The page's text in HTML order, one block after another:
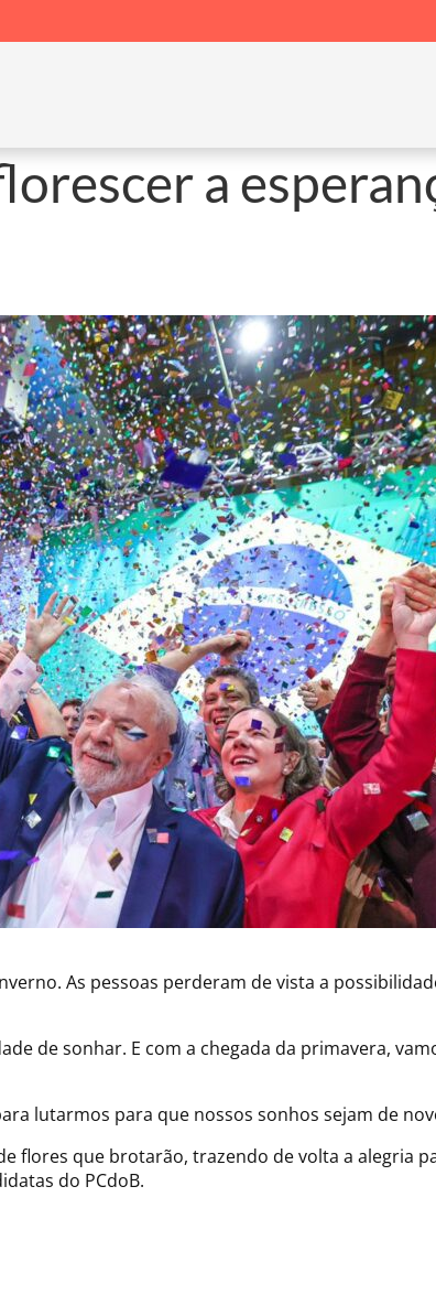
a
As pessoas perderam de vista a
de sonhar. E com a chegada da primavera,
lutarmos para que nossos sonhos sejam de
flores que brotarão, trazendo de volta a alegria
do PCdoB.